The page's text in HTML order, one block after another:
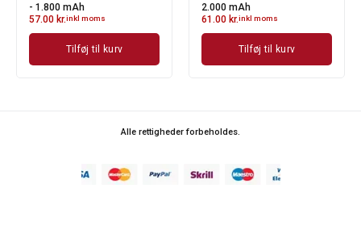
- 1.800 mAh
57.00 kr.inkl moms
Tilføj til kurv
2.000 mAh
61.00 kr.inkl moms
Tilføj til kurv
Alle rettigheder forbeholdes.